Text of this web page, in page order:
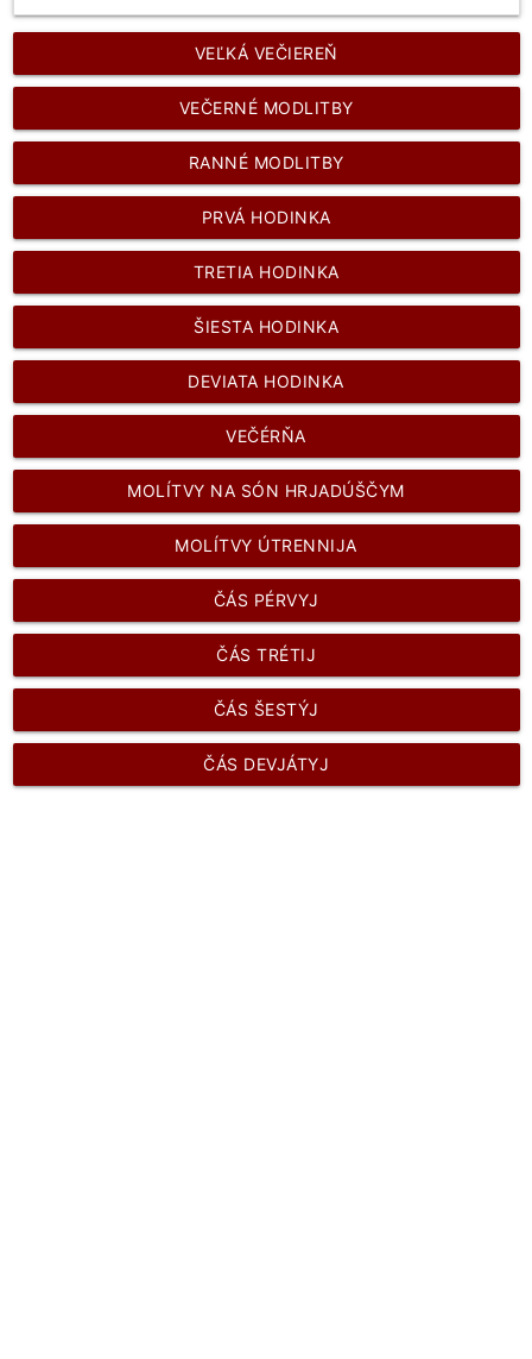
VEĽKÁ VEČIEREŇ
VEČERNÉ MODLITBY
RANNÉ MODLITBY
PRVÁ HODINKA
TRETIA HODINKA
ŠIESTA HODINKA
DEVIATA HODINKA
VEČÉRŇA
MOLÍTVY NA SÓN HRJADÚŠČYM
MOLÍTVY ÚTRENNIJA
ČÁS PÉRVYJ
ČÁS TRÉTIJ
ČÁS ŠESTÝJ
ČÁS DEVJÁTYJ